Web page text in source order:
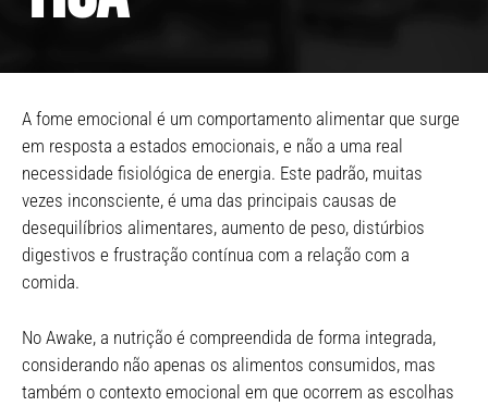
A fome emocional é um comportamento alimentar que surge
em resposta a estados emocionais, e não a uma real
necessidade fisiológica de energia. Este padrão, muitas
vezes inconsciente, é uma das principais causas de
desequilíbrios alimentares, aumento de peso, distúrbios
digestivos e frustração contínua com a relação com a
comida.
No Awake, a nutrição é compreendida de forma integrada,
considerando não apenas os alimentos consumidos, mas
também o contexto emocional em que ocorrem as escolhas